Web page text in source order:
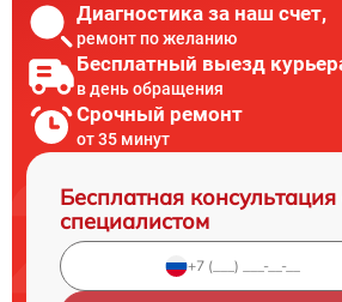
Диагностика за наш счет,
ремонт по желанию
Бесплатный выезд
в день обращения
Срочный ремонт
от 35 минут
Бесплатная консультация
специалистом